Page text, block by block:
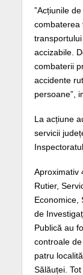
”Acțiunile
combaterea
accizabile.
combaterii
accidente
persoane”,
La acțiune
servicii
Aproximativ
Rutier,
Economice,
de
Publică au
controale
patru
Sălăuței.